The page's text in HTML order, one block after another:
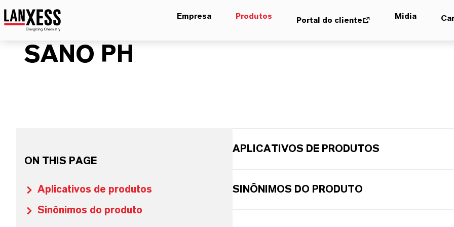
Empresa Produtos Portal do cliente Midia
SANO PH
ON THIS PAGE
Aplicativos de produtos
Sinônimos do produto
APLICATIVOS DE PRODUTOS
SINÔNIMOS DO PRODUTO